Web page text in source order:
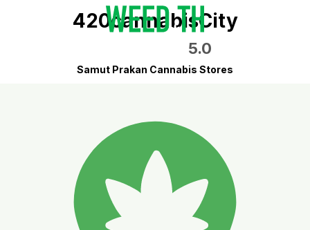
420cannabisCity
5.0
Samut Prakan Cannabis Stores